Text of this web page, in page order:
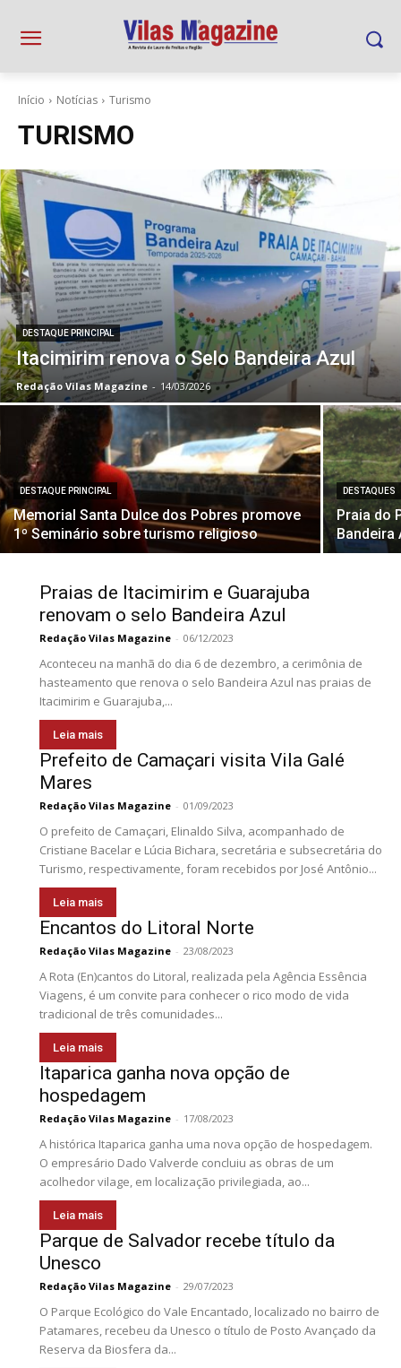
Início Notícias Turismo
TURISMO
DESTAQUE PRINCIPAL
Itacimirim renova o Selo Bandeira Azul
Redação Vilas Magazine - 14/03/2026
DESTAQUE PRINCIPAL
Memorial Santa Dulce dos Pobres promove
1º Seminário sobre turismo religioso
DESTAQUES
Praia do
Bandeira
Praias de Itacimirim e Guarajuba
renovam o selo Bandeira Azul
Redação Vilas Magazine - 06/12/2023
Aconteceu na manhã do dia 6 de dezembro, a cerimônia de
hasteamento que renova o selo Bandeira Azul nas praias de
Itacimirim e Guarajuba,...
Leia mais
Prefeito de Camaçari visita Vila Galé
Mares
Redação Vilas Magazine - 01/09/2023
O prefeito de Camaçari, Elinaldo Silva, acompanhado de
Cristiane Bacelar e Lúcia Bichara, secretária e subsecretária do
Turismo, respectivamente, foram recebidos por José Antônio...
Leia mais
Encantos do Litoral Norte
Redação Vilas Magazine - 23/08/2023
A Rota (En)cantos do Litoral, realizada pela Agência Essência
Viagens, é um convite para conhecer o rico modo de vida
tradicional de três comunidades...
Leia mais
Itaparica ganha nova opção de
hospedagem
Redação Vilas Magazine - 17/08/2023
A histórica Itaparica ganha uma nova opção de hospedagem.
O empresário Dado Valverde concluiu as obras de um
acolhedor vilage, em localização privilegiada, ao...
Leia mais
Parque de Salvador recebe título da
Unesco
Redação Vilas Magazine - 29/07/2023
O Parque Ecológico do Vale Encantado, localizado no bairro de
Patamares, recebeu da Unesco o título de Posto Avançado da
Reserva da Biosfera da...